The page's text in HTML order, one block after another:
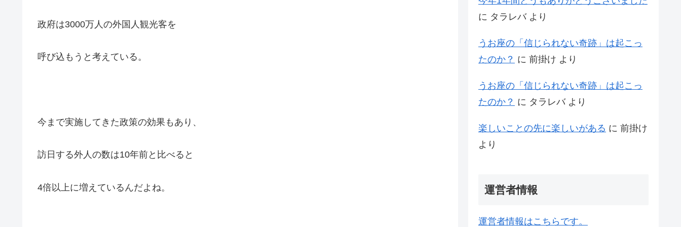
政府は3000万人の外国人観光客を
呼び込もうと考えている。
今まで実施してきた政策の効果もあり、
訪日する外人の数は10年前と比べると
4倍以上に増えているんだよね。
に タラレバより
うお座の「信じられない奇跡」は起こっ
たのか？ に 前掛け より
うお座の「信じられない奇跡」は起こっ
たのか？ に タラレバより
楽しいことの先に楽しいがある に 前掛け
より
運営者情報
運営者情報はこちらです。